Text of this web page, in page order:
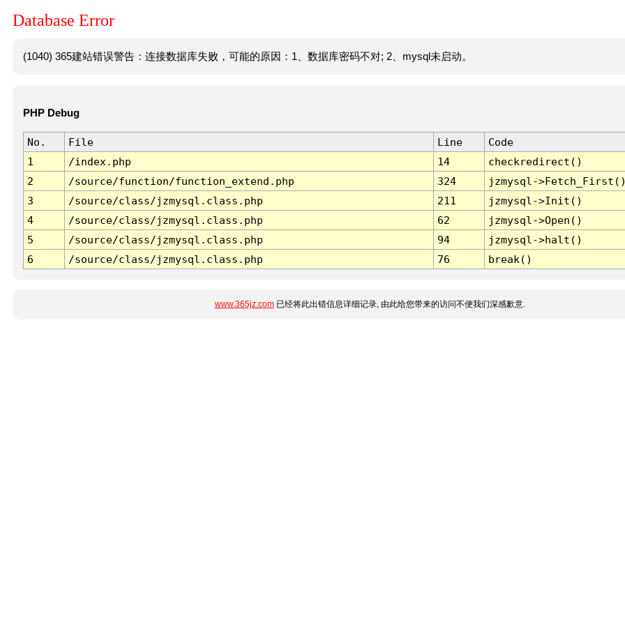
Database Error
(1040) 365建站错误警告：连接数据库失败，可能的原因：1、数据库密码不对; 2、mysql未启动。
PHP Debug
No. File Line
Code
1
/index.php 14
checkredirect()
2
/source/function/function_extend.php 324
jzmysql-
3
/source/class/jzmysql.class.php 211
jzmysql->Init()
4
/source/class/jzmysql.class.php 62
jzmysql->Open()
5
/source/class/jzmysql.class.php 94
jzmysql->halt()
6
/source/class/jzmysql.class.php 76 break()
www.365jz.com已经将此出错信息详细记录, 由此给您带来的访问不便我们深感歉意.